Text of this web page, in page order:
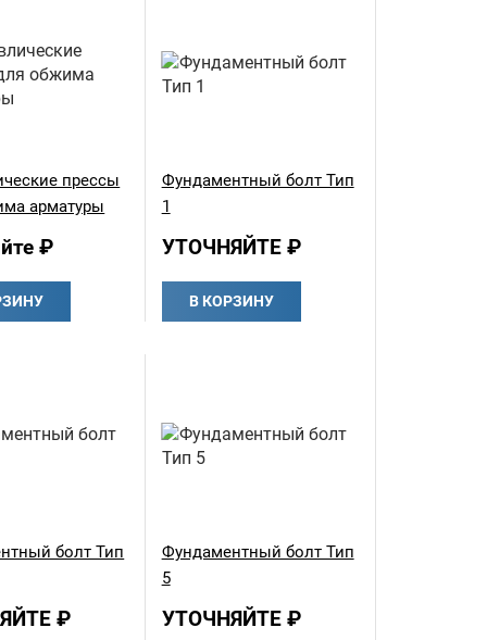
прессы
арматуры
₽
Фундаментный болт Тип
1
УТОЧНЯЙТЕ ₽
В КОРЗИНУ
болт Тип
₽
Фундаментный болт Тип
5
УТОЧНЯЙТЕ ₽